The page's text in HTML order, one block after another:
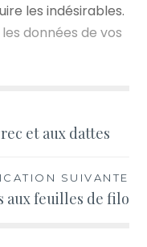
les indésirables.
données de vos
et aux dattes
SUIVANTE
aux feuilles de filo